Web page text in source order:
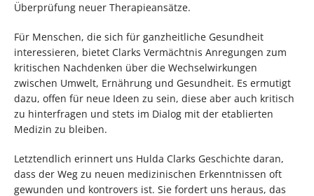
Überprüfung neuer Therapieansätze.
Für Menschen, die sich für ganzheitliche Gesundheit
interessieren, bietet Clarks Vermächtnis Anregungen zum
kritischen Nachdenken über die Wechselwirkungen
zwischen Umwelt, Ernährung und Gesundheit. Es ermutigt
dazu, offen für neue Ideen zu sein, diese aber auch kritisch
zu hinterfragen und stets im Dialog mit der etablierten
Medizin zu bleiben.
Letztendlich erinnert uns Hulda Clarks Geschichte daran,
dass der Weg zu neuen medizinischen Erkenntnissen oft
gewunden und kontrovers ist. Sie fordert uns heraus, das